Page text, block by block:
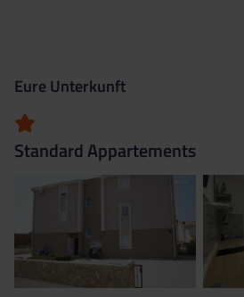
Eure Unterkunft
Standard Appartements